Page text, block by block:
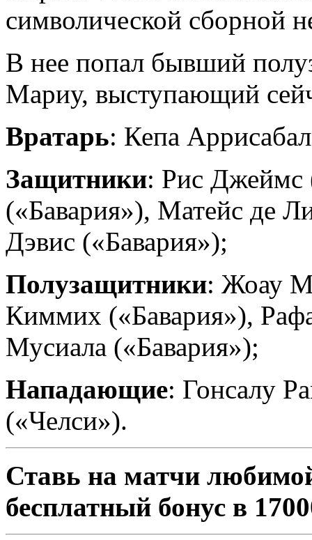
символической сборной
В нее попал бывший
Мариу, выступающий
Вратарь: Кепа
Защитники: Рис Джеймс
(«Бавария»), Матейс де
Дэвис («Бавария»);
Полузащитники: Жоау
Киммих («Бавария»),
Мусиала («Бавария»);
Нападающие: Гонсалу
(«Челси»).
Ставь на матчи
бесплатный бонус в